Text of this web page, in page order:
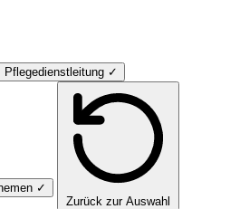
Pflegedienstleitung ✓
✓
Zurück zur Auswahl